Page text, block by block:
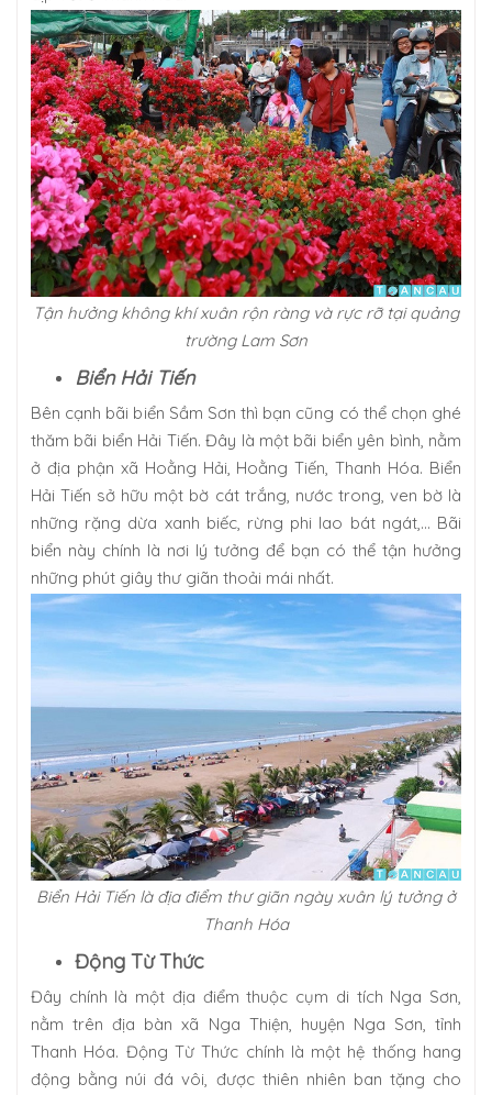
Tận hưởng không khí xuân rộn ràng và rực rỡ tại quảng
trường Lam Sơn
Biển Hải Tiến
Bên cạnh bãi biển Sầm Sơn thì bạn cũng có thể chọn ghé
thăm bãi biển Hải Tiến. Đây là một bãi biển yên bình, nằm
ở địa phận xã Hoằng Hải, Hoằng Tiến, Thanh Hóa. Biển
Hải Tiến sở hữu một bờ cát trắng, nước trong, ven bờ là
những rặng dừa xanh biếc, rừng phi lao bát ngát,… Bãi
biển này chính là nơi lý tưởng để bạn có thể tận hưởng
những phút giây thư giãn thoải mái nhất.
Biển Hải Tiến là địa điểm thư giãn ngày xuân lý tưởng ở
Thanh Hóa
Động Từ Thức
Đây chính là một địa điểm thuộc cụm di tích Nga Sơn,
nằm trên địa bàn xã Nga Thiện, huyện Nga Sơn, tỉnh
Thanh Hóa. Động Từ Thức chính là một hệ thống hang
động bằng núi đá vôi, được thiên nhiên ban tặng cho